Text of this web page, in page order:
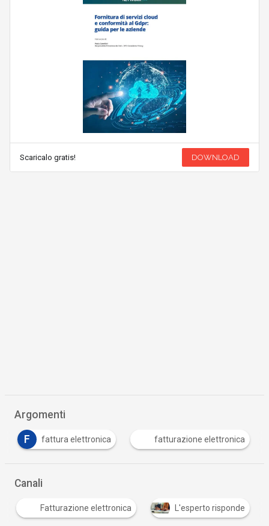
Scaricalo gratis! DOWNLOAD
Argomenti
F fattura elettronica fatturazione elettronica
Canali
Fatturazione elettronica L'esperto risponde